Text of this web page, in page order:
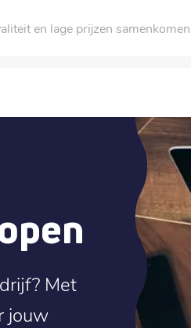
en lage prijzen samenkomen
Met
jouw